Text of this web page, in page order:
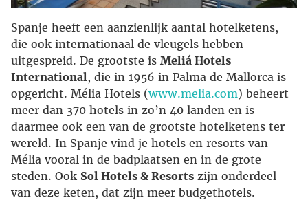
Spanje heeft een aanzienlijk aantal hotelketens,
die ook internationaal de vleugels hebben
uitgespreid. De grootste is Meliá Hotels
International, die in 1956 in Palma de Mallorca is
opgericht. Mélia Hotels (www.melia.com) beheert
meer dan 370 hotels in zo’n 40 landen en is
daarmee ook een van de grootste hotelketens ter
wereld. In Spanje vind je hotels en resorts van
Mélia vooral in de badplaatsen en in de grote
steden. Ook Sol Hotels & Resorts zijn onderdeel
van deze keten, dat zijn meer budgethotels.